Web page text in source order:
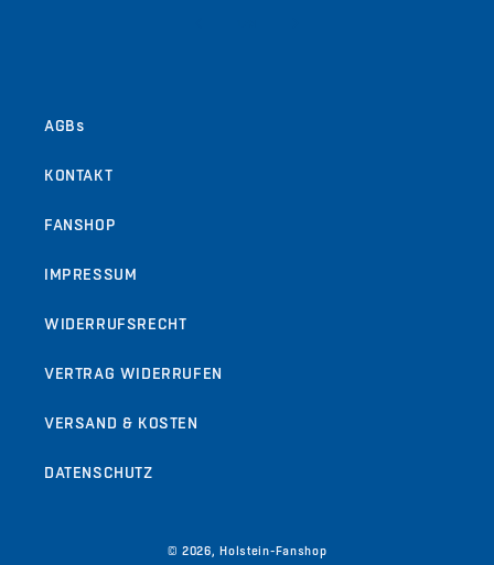
AGBs
KONTAKT
FANSHOP
IMPRESSUM
WIDERRUFSRECHT
VERTRAG WIDERRUFEN
VERSAND & KOSTEN
DATENSCHUTZ
© 2026, Holstein-Fanshop